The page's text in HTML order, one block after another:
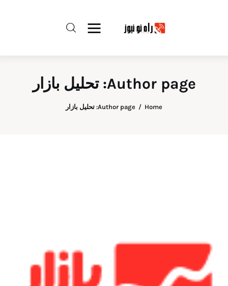
Author page: تحلیل بازار
Home Author page: تحلیل بازار
پایگاه خبری آبان